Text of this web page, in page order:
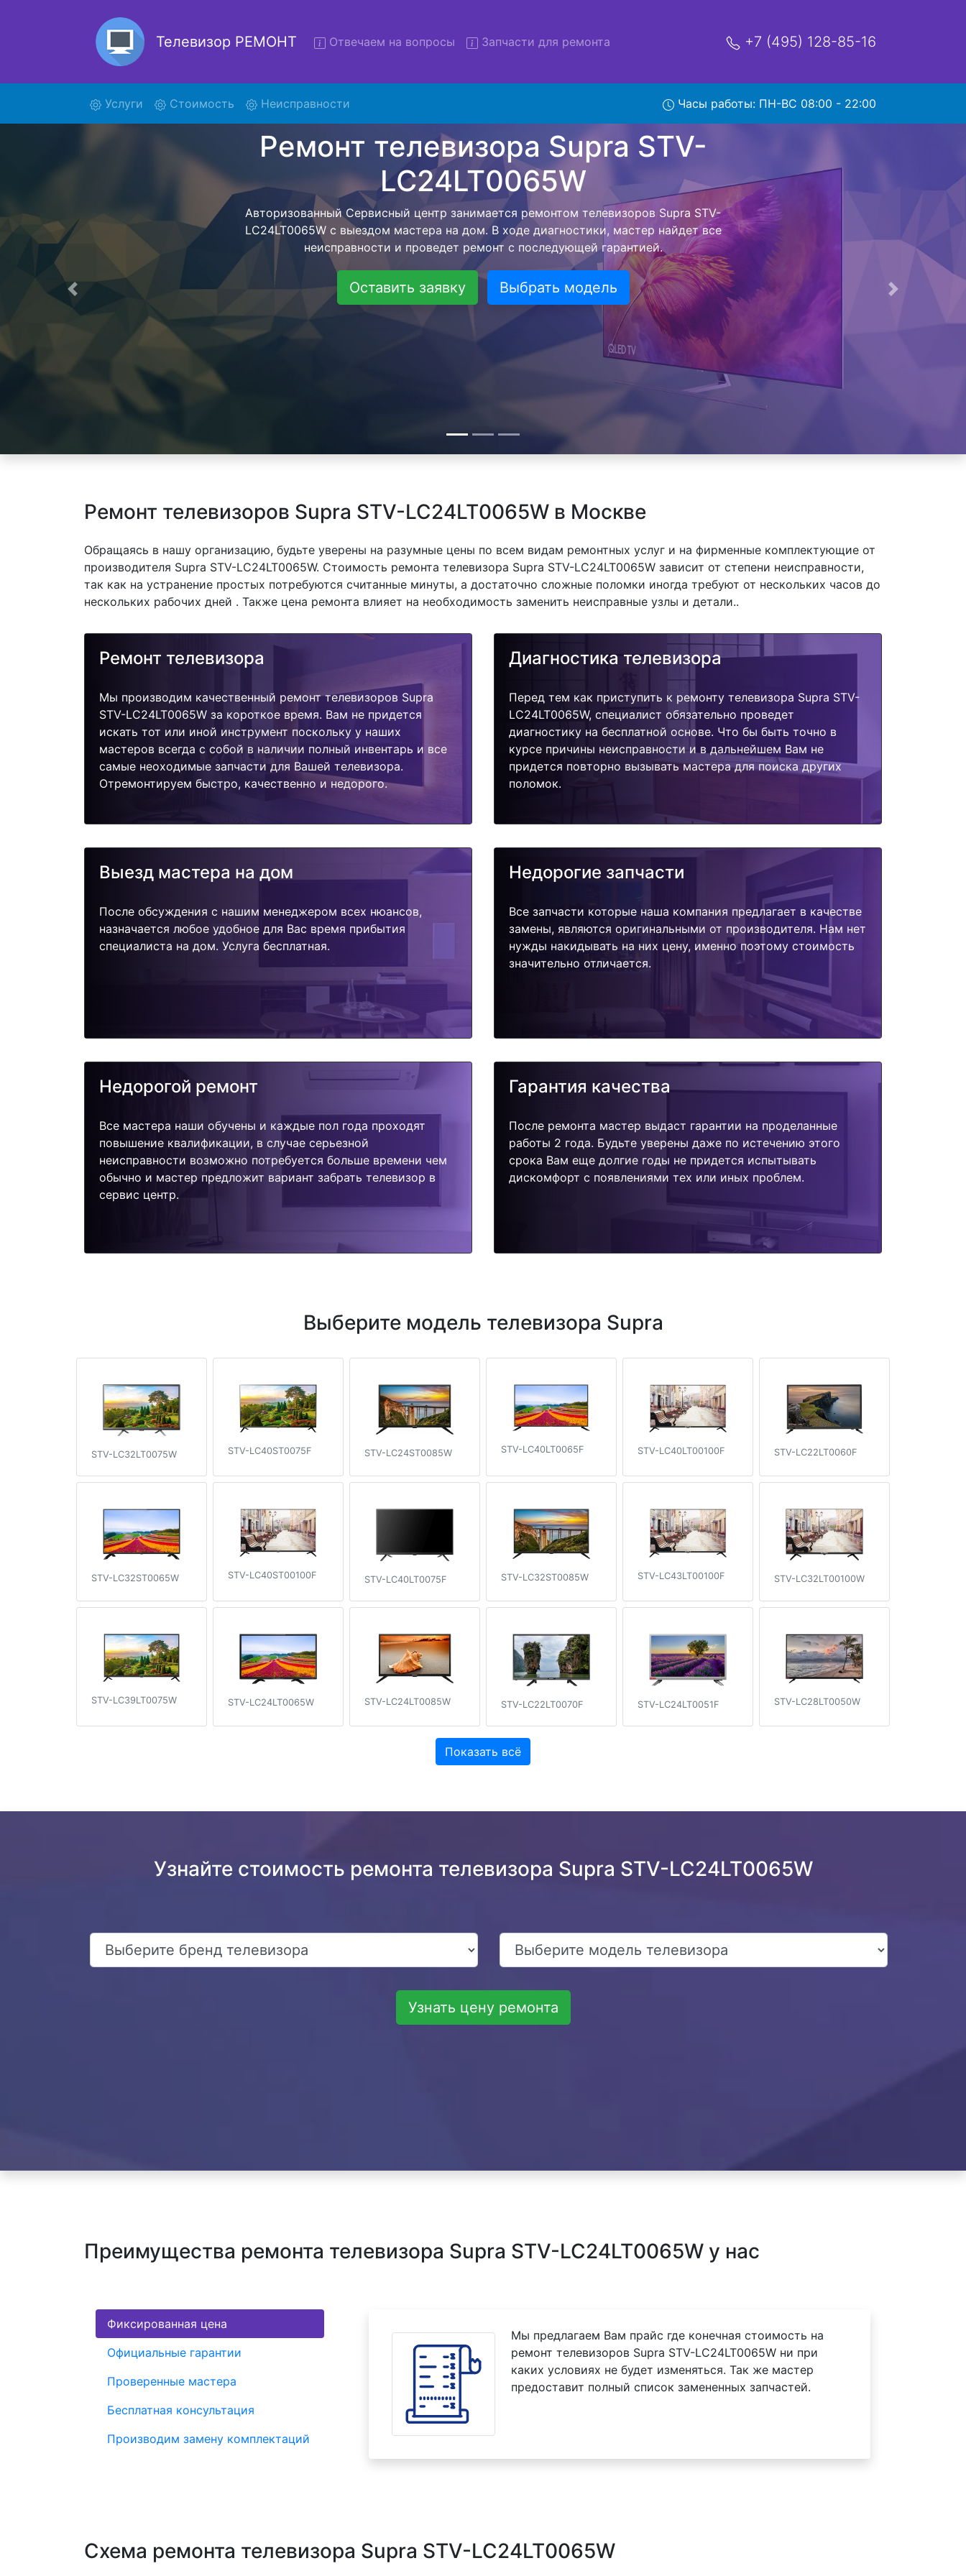
Телевизор РЕМОНТ Отвечаем на вопросы Запчасти для ремонта +7 (495) 128-85-16
Услуги (current)Стоимость Неисправности Часы работы: ПН-ВС 08:00 - 22:00
Ремонт телевизоров Supra STV-
LC24LT0065W с вывозом в сервис
Ремонт телевизоров Supra STV-LC24LT0065W с вывозом в сервисный центр и
обратно - с помощью нашей бесплатной услуги, специалист заберет Ваш телевизор
для дальнейшего более детального ремонта. Оговоренная стоимость ремонта
останется неизменно при возвращении видеотехники обратно.
Оставить заявку Выбрать модель
Предыдущая Следующая
Ремонт телевизоров Supra STV-LC24LT0065W в Москве
Обращаясь в нашу организацию, будьте уверены на разумные цены по всем видам ремонтных услуг и на фирменные комплектующие от
производителя Supra STV-LC24LT0065W. Стоимость ремонта телевизора Supra STV-LC24LT0065W зависит от степени неисправности,
так как на устранение простых потребуются считанные минуты, а достаточно сложные поломки иногда требуют от нескольких часов до
нескольких рабочих дней . Также цена ремонта влияет на необходимость заменить неисправные узлы и детали..
Ремонт телевизора
Мы производим качественный ремонт телевизоров Supra
STV-LC24LT0065W за короткое время. Вам не придется
искать тот или иной инструмент поскольку у наших
мастеров всегда с собой в наличии полный инвентарь и все
самые неоходимые запчасти для Вашей телевизора.
Отремонтируем быстро, качественно и недорого.
Диагностика телевизора
Перед тем как приступить к ремонту телевизора Supra STV-
LC24LT0065W, специалист обязательно проведет
диагностику на бесплатной основе. Что бы быть точно в
курсе причины неисправности и в дальнейшем Вам не
придется повторно вызывать мастера для поиска других
поломок.
Выезд мастера на дом
После обсуждения с нашим менеджером всех нюансов,
назначается любое удобное для Вас время прибытия
специалиста на дом. Услуга бесплатная.
Недорогие запчасти
Все запчасти которые наша компания предлагает в качестве
замены, являются оригинальными от производителя. Нам нет
нужды накидывать на них цену, именно поэтому стоимость
значительно отличается.
Недорогой ремонт
Все мастера наши обучены и каждые пол года проходят
повышение квалификации, в случае серьезной
неисправности возможно потребуется больше времени чем
обычно и мастер предложит вариант забрать телевизор в
сервис центр.
Гарантия качества
После ремонта мастер выдаст гарантии на проделанные
работы 2 года. Будьте уверены даже по истечению этого
срока Вам еще долгие годы не придется испытывать
дискомфорт с появлениями тех или иных проблем.
Выберите модель телевизора Supra
STV-LC32LT0075W STV-LC40ST0075F STV-LC24ST0085W STV-LC40LT0065F STV-LC40LT00100F STV-LC22LT0060F
STV-LC32ST0065W STV-LC40ST00100F STV-LC40LT0075F STV-LC32ST0085W STV-LC43LT00100F STV-LC32LT00100W
STV-LC39LT0075W STV-LC24LT0065W STV-LC24LT0085W STV-LC22LT0070F STV-LC24LT0051F STV-LC28LT0050W
Показать всё
Узнайте стоимость ремонта телевизора Supra STV-LC24LT0065W
Узнать цену ремонта
Преимущества ремонта телевизора Supra STV-LC24LT0065W у нас
Фиксированная цена
Официальные гарантии
Проверенные мастера
Бесплатная консультация
Производим замену комплектаций
Мы предлагаем Вам прайс где конечная стоимость на
ремонт телевизоров Supra STV-LC24LT0065W ни при
каких условиях не будет изменяться. Так же мастер
предоставит полный список замененных запчастей.
Схема ремонта телевизора Supra STV-LC24LT0065W